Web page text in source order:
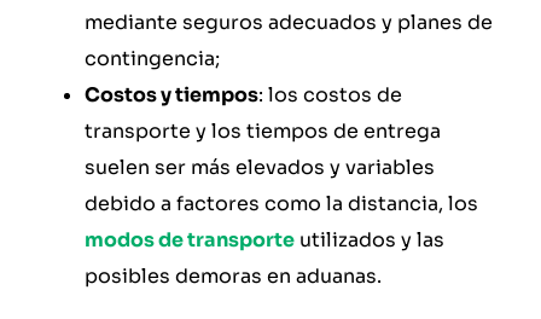
mediante seguros adecuados y planes de
contingencia;
Costos y tiempos: los costos de
transporte y los tiempos de entrega
suelen ser más elevados y variables
debido a factores como la distancia, los
modos de transporte utilizados y las
posibles demoras en aduanas.